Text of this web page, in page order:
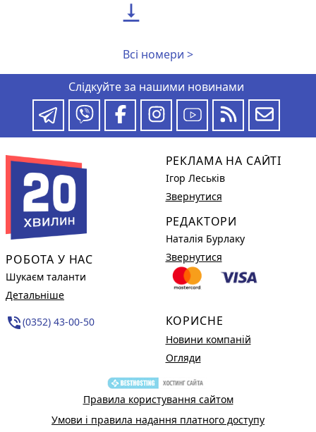

Всі номери >
Слідкуйте за нашими новинами
РОБОТА У НАС
Шукаєм таланти
Детальніше
phone_in_talk(0352) 43-00-50
РЕКЛАМА НА САЙТІ
Ігор Леськів
Звернутися
РЕДАКТОРИ
Наталія Бурлаку
Звернутися
КОРИСНЕ
Новини компаній
Огляди
Правила користування сайтом
Умови і правила надання платного доступу